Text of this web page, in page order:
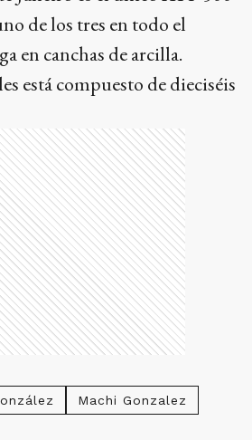
de los tres en todo el
en canchas de arcilla.
está compuesto de dieciséis
Machi Gonzalez